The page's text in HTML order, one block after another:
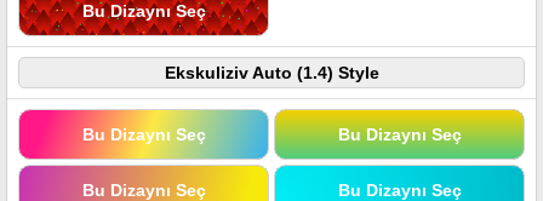
Bu Dizaynı Seç
Ekskuliziv Auto (1.4) Style
Bu Dizaynı Seç Bu Dizaynı Seç
Bu Dizaynı Seç Bu Dizaynı Seç